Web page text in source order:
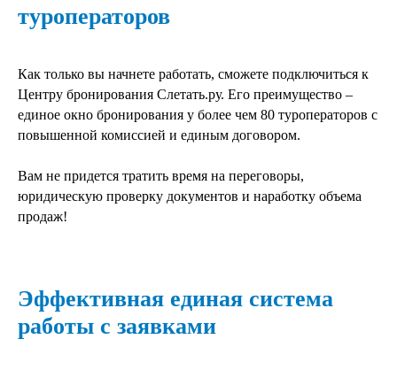
туроператоров
Как только вы начнете работать, сможете подключиться к
Центру бронирования Слетать.ру. Его преимущество –
единое окно бронирования у более чем 80 туроператоров с
повышенной комиссией и единым договором.
Вам не придется тратить время на переговоры,
юридическую проверку документов и наработку объема
продаж!
Эффективная единая система
работы с заявками